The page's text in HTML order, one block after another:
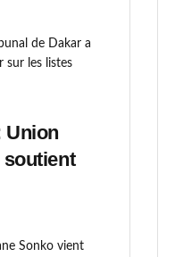
de Dakar a
sur les listes
Union
Sonko vient